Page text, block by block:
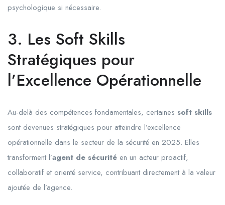
psychologique si nécessaire.
3. Les Soft Skills
Stratégiques pour
l’Excellence Opérationnelle
Au-delà des compétences fondamentales, certaines soft skills
sont devenues stratégiques pour atteindre l’excellence
opérationnelle dans le secteur de la sécurité en 2025. Elles
transforment l’agent de sécurité en un acteur proactif,
collaboratif et orienté service, contribuant directement à la valeur
ajoutée de l’agence.